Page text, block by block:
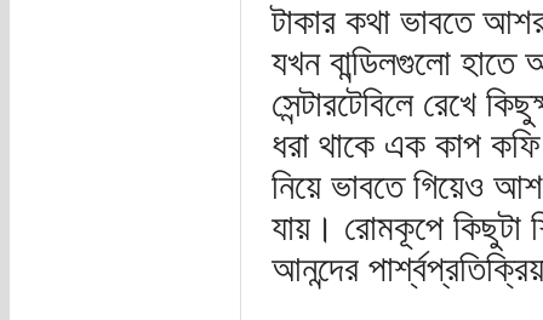
টাকার কথা ভাবতে
যখন বান্ডিলগুলো
সেন্টারটেবিলে রেখে
ধরা থাকে এক কাপ
নিয়ে ভাবতে গিয়েও
যায়। রোমকূপে কিছুটা
আনন্দের